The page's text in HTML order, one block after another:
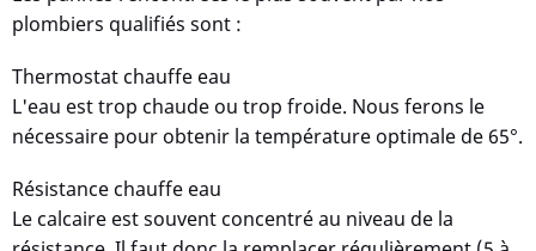
plombiers qualifiés sont :
Thermostat chauffe eau
L'eau est trop chaude ou trop froide. Nous ferons le
nécessaire pour obtenir la température optimale de 65°.
Résistance chauffe eau
Le calcaire est souvent concentré au niveau de la